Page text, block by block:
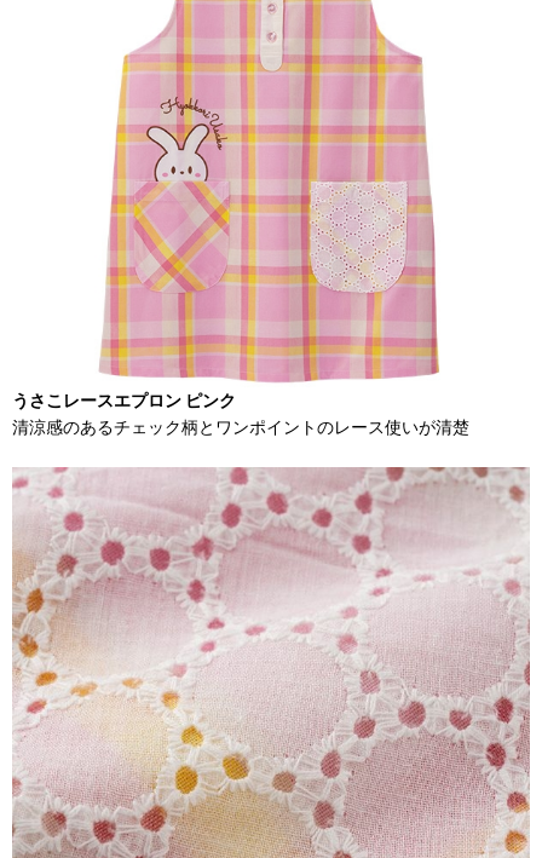
うさこレースエプロン ピンク
清涼感のあるチェック柄とワンポイントのレース使いが清楚